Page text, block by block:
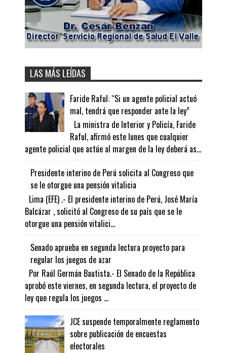
LAS MÁS LEÍDAS
Faride Raful: “Si un agente policial actuó
mal, tendrá que responder ante la ley”
La ministra de Interior y Policía, Faride
Raful, afirmó este lunes que cualquier
agente policial que actúe al margen de la ley deberá as...
Presidente interino de Perú solicita al Congreso que
se le otorgue una pensión vitalicia
Lima (EFE) .- El presidente interino de Perú, José María
Balcázar , solicitó al Congreso de su país que se le
otorgue una pensión vitalici...
Senado aprueba en segunda lectura proyecto para
regular los juegos de azar
Por Raúl Germán Bautista.- El Senado de la República
aprobó este viernes, en segunda lectura, el proyecto de
ley que regula los juegos ...
JCE suspende temporalmente reglamento
sobre publicación de encuestas
electorales